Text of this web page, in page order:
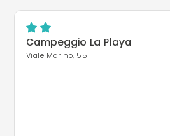
Campeggio La Playa
Viale Marino, 55